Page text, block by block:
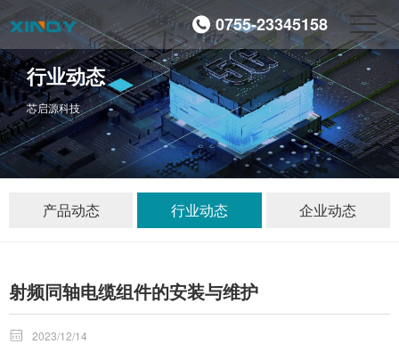
0755-23345158
行业动态
芯启源科技
产品动态 行业动态 企业动态
射频同轴电缆组件的安装与维护
 2023/12/14